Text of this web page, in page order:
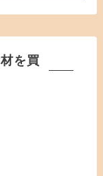
を買